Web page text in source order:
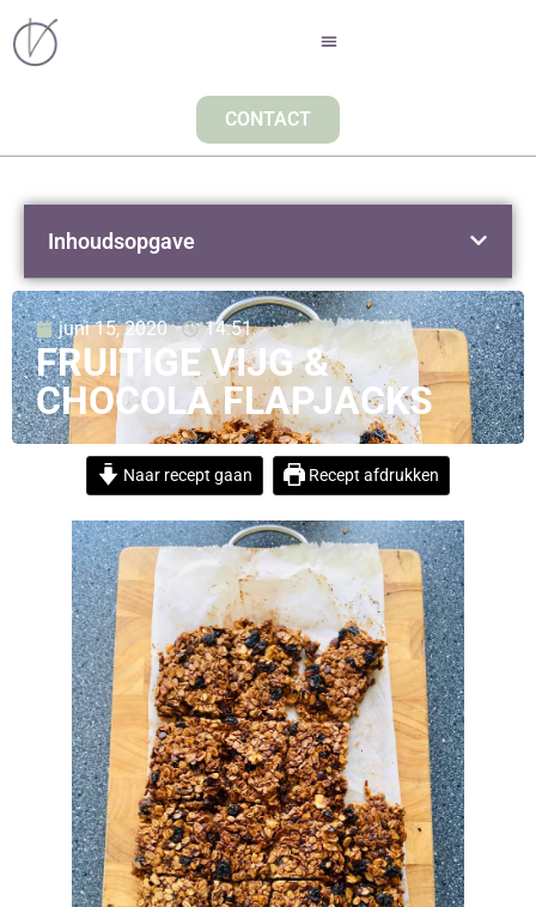
CONTACT
juni 15, 2020 14:51
FRUITIGE VIJG &
CHOCOLA FLAPJACKS
Naar recept gaan Recept afdrukken
Inhoudsopgave